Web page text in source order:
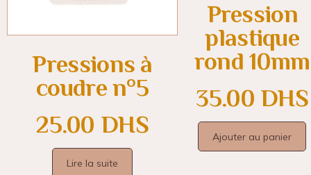
Pressions à
coudre n°5
25.00 DHS
Lire la suite
Pression
plastique
rond 10mm
35.00 DHS
Ajouter au panier